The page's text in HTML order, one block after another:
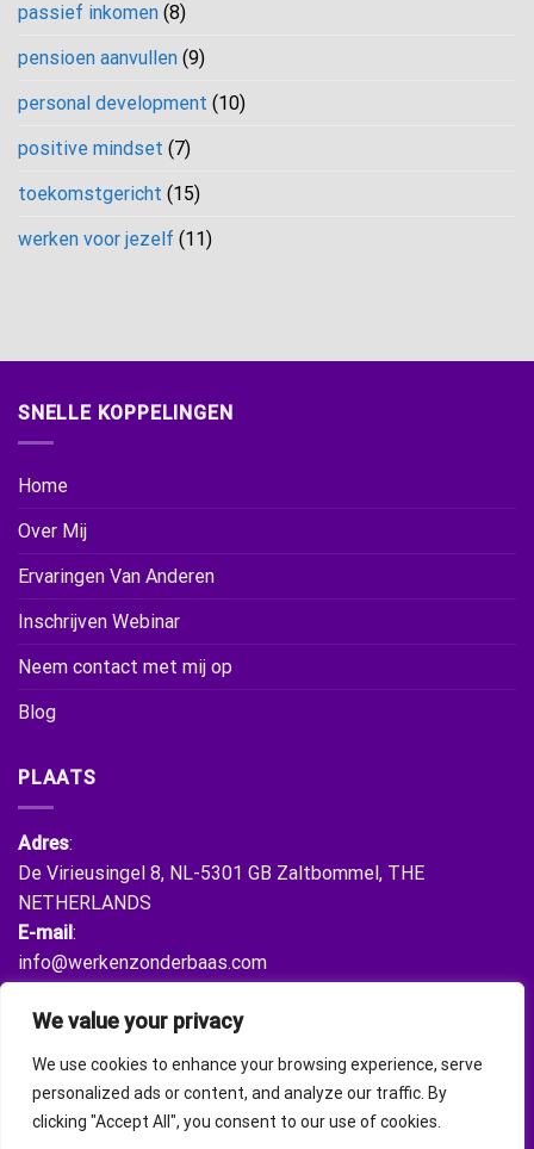
We value your privacy
We use cookies to enhance your browsing experience, serve
personalized ads or content, and analyze our traffic. By
clicking "Accept All", you consent to our use of cookies.
passief inkomen (8)
pensioen aanvullen (9)
personal development (10)
positive mindset (7)
toekomstgericht (15)
werken voor jezelf (11)
SNELLE KOPPELINGEN
Home
Over Mij
Ervaringen Van Anderen
Inschrijven Webinar
Neem contact met mij op
Blog
PLAATS
Adres:
De Virieusingel 8, NL-5301 GB Zaltbommel, THE
NETHERLANDS
E-mail:
info@werkenzonderbaas.com